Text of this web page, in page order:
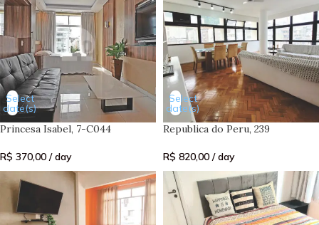
Select
date(s)
Princesa Isabel, 7-C044
R$ 370,00 / day
Select
date(s)
Republica do Peru, 239
R$ 820,00 / day